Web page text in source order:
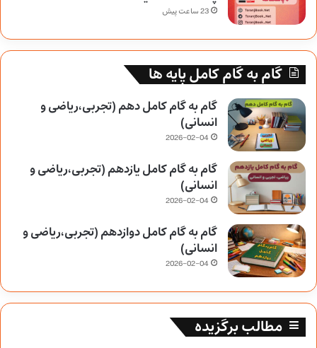
23 ساعت پیش
گام به گام کامل پایه ها
گام به گام کامل دهم (تجربی،ریاضی و
انسانی)
2026-02-04
گام به گام کامل یازدهم (تجربی،ریاضی و
انسانی)
2026-02-04
گام به گام کامل دوازدهم (تجربی،ریاضی و
انسانی)
2026-02-04
مطالب برگزیده